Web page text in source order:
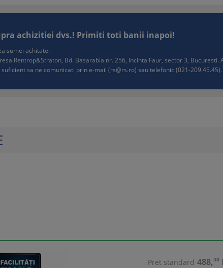
achizitiei dvs.! Primiti toti banii inapoi!
sumei achitate.
Rentrop&Straton, Bd. Basarabia nr. 256, Incinta Faur, sector 3, Bucuresti.
sa ne comunicati prin e-mail (rs@rs.ro) sau telefonic (021-
Pret standard 488,40